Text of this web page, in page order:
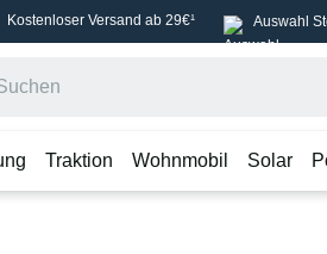
Kostenloser Versand ab 29€¹ Auswahl
Traktion Wohnmobil Solar